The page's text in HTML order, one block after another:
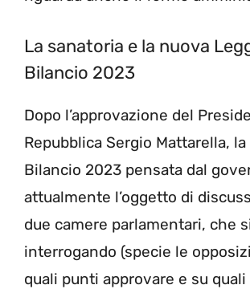
La sanatoria e la nuova
Bilancio 2023
Dopo l’approvazione del
Repubblica Sergio Mattarella,
Bilancio 2023 pensata dal
attualmente l’oggetto di
due camere parlamentari, che
interrogando (specie le
quali punti approvare e su